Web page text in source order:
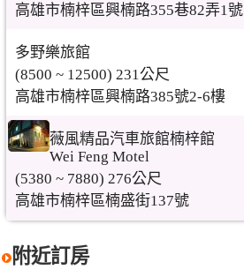
高雄市楠梓區興楠路355巷82弄1號
多野樂旅館
(8500 ~ 12500) 231公尺
高雄市楠梓區興楠路385號2-6樓
薇風精品汽車旅館楠梓館
Wei Feng Motel
(5380 ~ 7880) 276公尺
高雄市楠梓區楠盛街137號
附近訂房